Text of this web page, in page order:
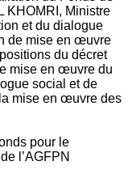
KHOMRI, Ministre
et du dialogue
de mise en œuvre
du décret
mise en œuvre du
social et de
mise en œuvre des
pour le
l’AGFPN